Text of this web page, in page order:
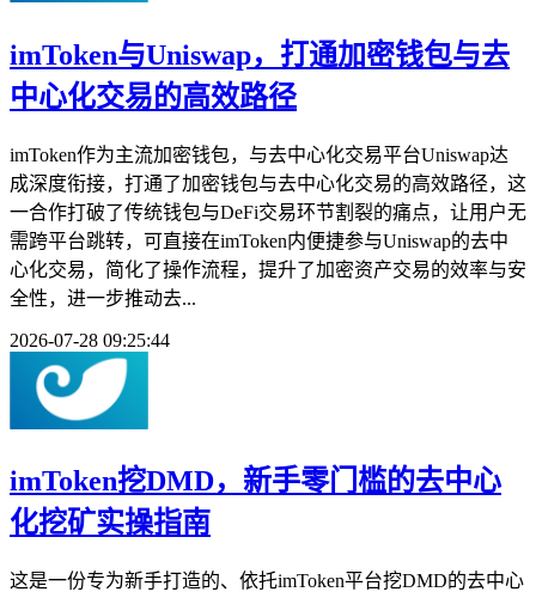
imToken与Uniswap，打通加密钱包与去
中心化交易的高效路径
imToken作为主流加密钱包，与去中心化交易平台Uniswap达
成深度衔接，打通了加密钱包与去中心化交易的高效路径，这
一合作打破了传统钱包与DeFi交易环节割裂的痛点，让用户无
需跨平台跳转，可直接在imToken内便捷参与Uniswap的去中
心化交易，简化了操作流程，提升了加密资产交易的效率与安
全性，进一步推动去...
2026-07-28 09:25:44
imToken挖DMD，新手零门槛的去中心
化挖矿实操指南
这是一份专为新手打造的、依托imToken平台挖DMD的去中心